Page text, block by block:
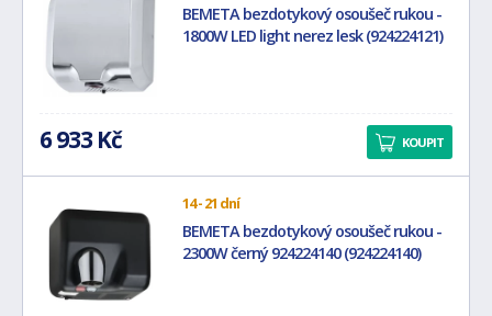
BEMETA bezdotykový osoušeč rukou -
1800W LED light nerez lesk (924224121)
6 933 Kč KOUPIT
14 - 21 dní
BEMETA bezdotykový osoušeč rukou -
2300W černý 924224140 (924224140)